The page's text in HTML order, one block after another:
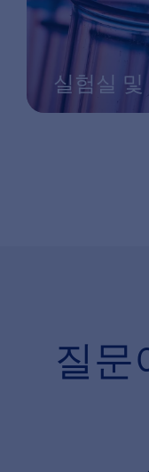
실험실 및
질문